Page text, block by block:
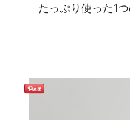
たっぷり使った1